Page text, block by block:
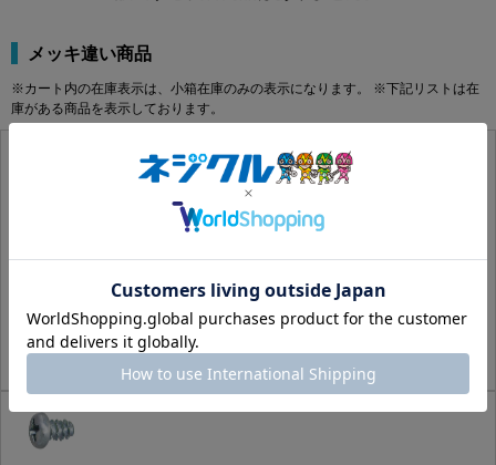
メッキ違い商品
※カート内の在庫表示は、小箱在庫のみの表示になります。 ※下記リストは在
庫がある商品を表示しております。
プラスチックファスナーＹＰＦＢ
300062000040010002
この商品の詳細はコチラ
ｸﾛﾒｰﾄ(黄土) 4 X 10
品薄